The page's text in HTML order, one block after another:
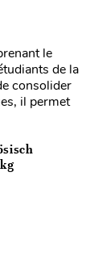
le
de la
consolider
il permet